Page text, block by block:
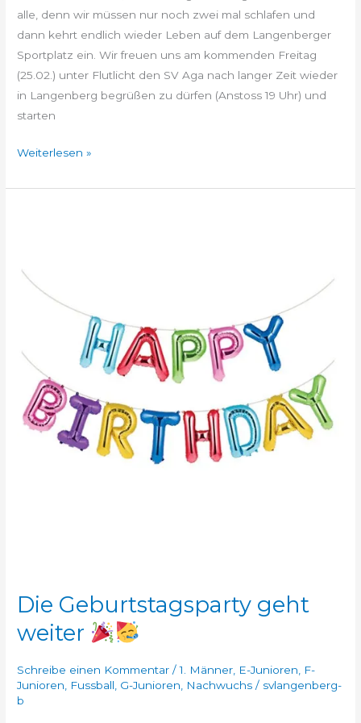
alle, denn wir müssen nur noch zwei mal schlafen und
dann kehrt endlich wieder Leben auf dem Langenberger
Sportplatz ein. Wir freuen uns am kommenden Freitag
(25.02.) unter Flutlicht den SV Aga nach langer Zeit wieder
in Langenberg begrüßen zu dürfen (Anstoss 19 Uhr) und
starten
Weiterlesen »
Die Geburtstagsparty geht
weiter
Schreibe einen Kommentar /1. Männer, E-Junioren, F-
Junioren, Fussball, G-Junioren, Nachwuchs / svlangenberg-
b
weiter